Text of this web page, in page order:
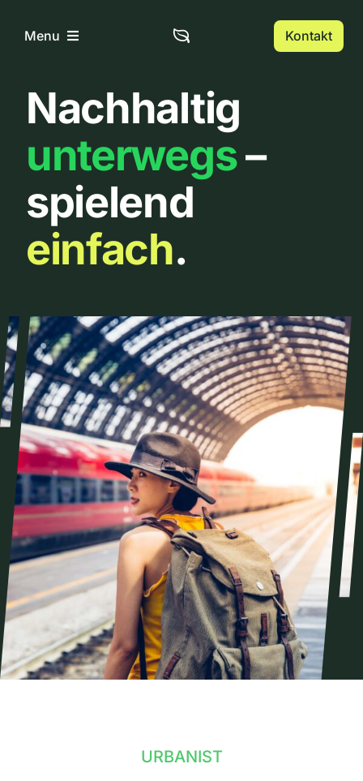
InhaltMenu
Home
Über uns
Urbanlist
Kontakt
Nachhaltig
unterwegs–
spielend
einfach.
URBANIST